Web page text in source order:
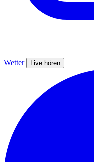
Wetter Live hören